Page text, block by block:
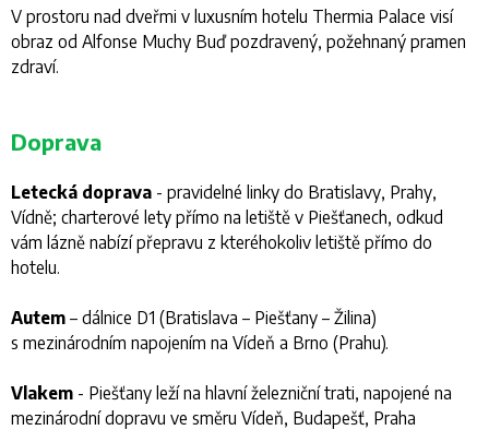
V prostoru nad dveřmi v luxusním hotelu Thermia Palace visí
obraz od Alfonse Muchy Buď pozdravený, požehnaný pramen
zdraví.
Doprava
Letecká doprava - pravidelné linky do Bratislavy, Prahy,
Vídně; charterové lety přímo na letiště v Piešťanech, odkud
vám lázně nabízí přepravu z kteréhokoliv letiště přímo do
hotelu.
Autem – dálnice D1 (Bratislava – Piešťany – Žilina)
s mezinárodním napojením na Vídeň a Brno (Prahu).
Vlakem - Piešťany leží na hlavní železniční trati, napojené na
mezinárodní dopravu ve směru Vídeň, Budapešť, Praha